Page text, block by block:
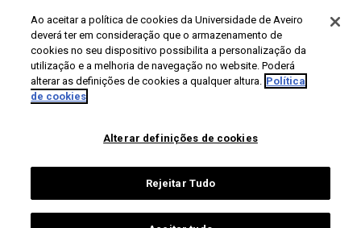
Ao aceitar a política de cookies da Universidade de Aveiro
deverá ter em consideração que o armazenamento de
cookies no seu dispositivo possibilita a personalização da
utilização e a melhoria de navegação no website. Poderá
alterar as definições de cookies a qualquer altura. Política
de cookies
Alterar definições de cookies
Rejeitar Tudo